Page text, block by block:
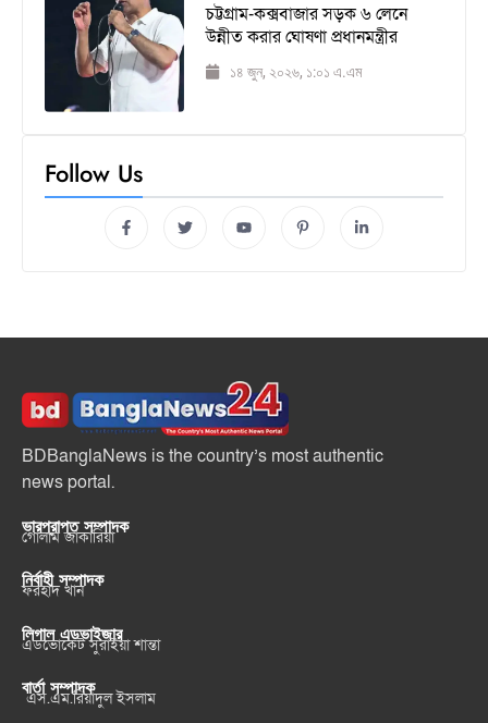
চট্টগ্রাম-কক্সবাজার সড়ক ৬ লেনে
উন্নীত করার ঘোষণা প্রধানমন্ত্রীর
১৪ জুন, ২০২৬, ১:০১ এ.এম
Follow Us
BDBanglaNews is the country’s most authentic
news portal.
ভারপ্রাপ্ত সম্পাদক
গোলাম জাকারিয়া
নির্বাহী সম্পাদক
ফরহাদ খান
লিগাল এডভাইজার
এডভোকেট সুরাইয়া শান্তা
বার্তা সম্পাদক
এস.এম.রিয়াদুল ইসলাম